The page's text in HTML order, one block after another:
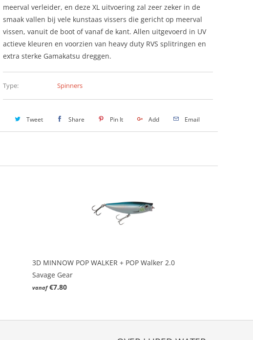
meerval verleider, en deze XL uitvoering zal zeer zeker in de
smaak vallen bij vele kunstaas vissers die gericht op meerval
vissen, vanuit de boot of vanaf de kant. Allen uitgevoerd in UV
actieve kleuren en voorzien van heavy duty RVS splitringen en
extra sterke Gamakatsu dreggen.
Type: Spinners
Tweet Share Pin It Add Email
3D MINNOW POP WALKER + POP Walker 2.0
Savage Gear
vanaf €7.80